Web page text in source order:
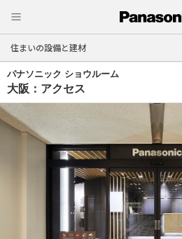
住まいの設備と建材
パナソニック ショウルーム
大阪：アクセス